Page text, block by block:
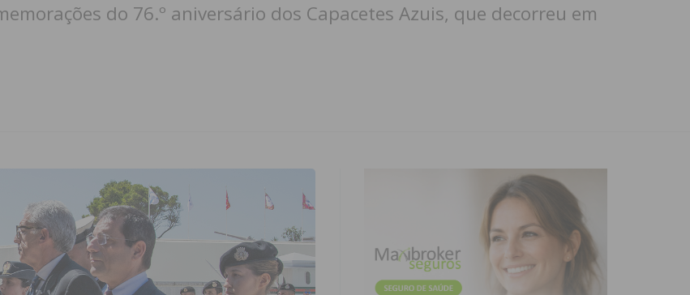
do 76.º aniversário dos Capacetes Azuis, que decorreu em